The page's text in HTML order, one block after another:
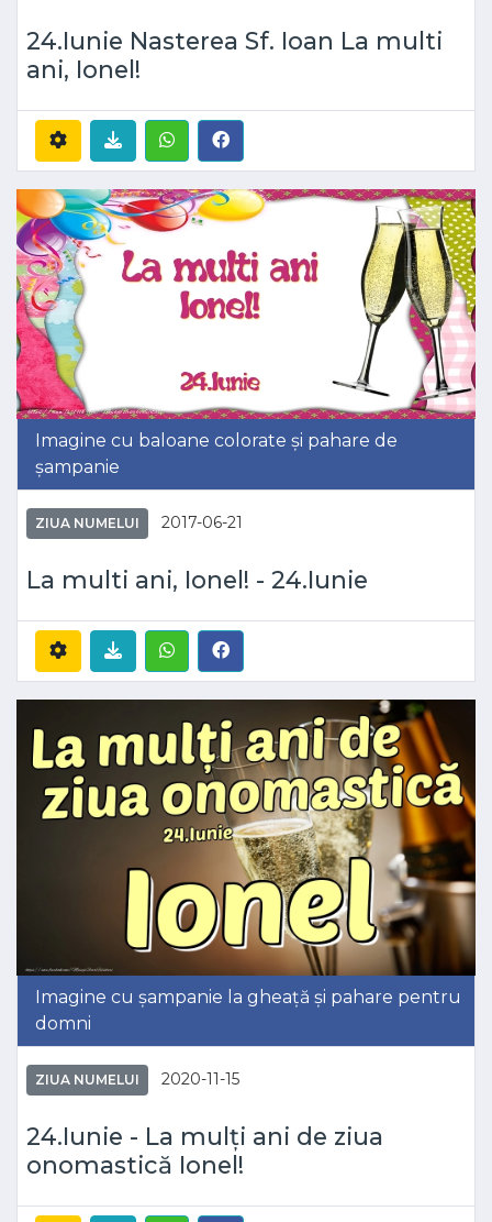
24.Iunie Nasterea Sf. Ioan La multi
ani, Ionel!
Imagine cu baloane colorate și pahare de
șampanie
ZIUA NUMELUI 2017-06-21
La multi ani, Ionel! - 24.Iunie
Imagine cu șampanie la gheață și pahare pentru
domni
ZIUA NUMELUI 2020-11-15
24.Iunie - La mulți ani de ziua
onomastică Ionel!